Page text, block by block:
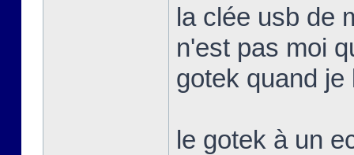
la clée usb de
n'est pas moi
gotek quand je
le gotek à un